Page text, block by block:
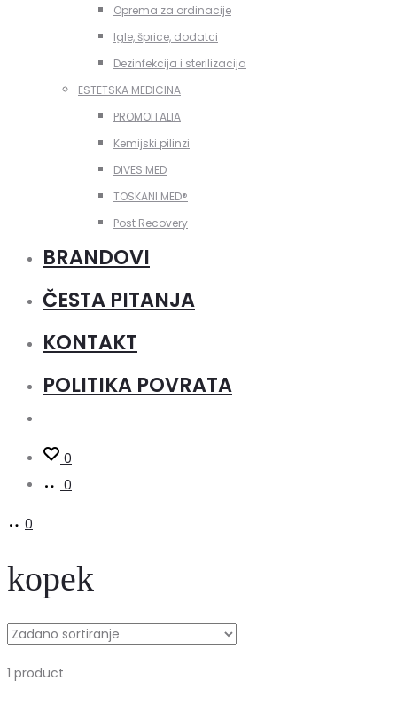
Oprema za ordinacije
Igle, šprice, dodatci
Dezinfekcija i sterilizacija
ESTETSKA MEDICINA
PROMOITALIA
Kemijski pilinzi
DIVES MED
TOSKANI MED®️
Post Recovery
BRANDOVI
ČESTA PITANJA
KONTAKT
POLITIKA POVRATA
0
0
0
kopek
1 product